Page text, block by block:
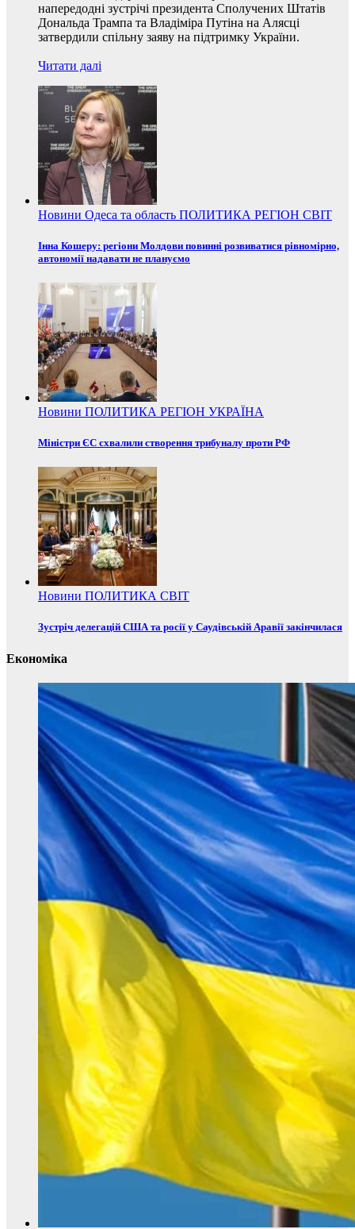
напередодні зустрічі президента Сполучених Штатів
Дональда Трампа та Владіміра Путіна на Алясці
затвердили спільну заяву на підтримку України.
Читати далі
Новини Одеса та область ПОЛИТИКА РЕГІОН СВІТ
Інна Кошеру: регіони Молдови повинні розвиватися рівномірно,
автономії надавати не плануємо
Новини ПОЛИТИКА РЕГІОН УКРАЇНА
Міністри ЄС схвалили створення трибуналу проти РФ
Новини ПОЛИТИКА СВІТ
Зустріч делегацій США та росії у Саудівській Аравії закінчилася
Економіка